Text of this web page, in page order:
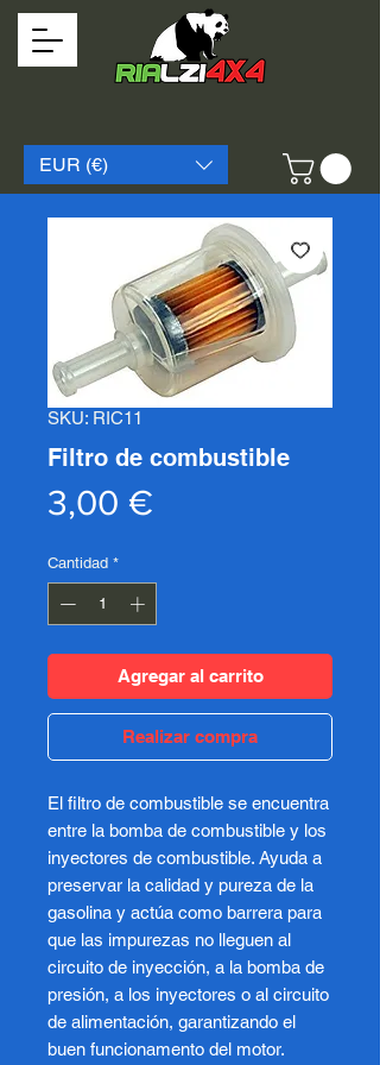
EUR (€)
SKU: RIC11
Filtro de combustible
3,00 €
Cantidad *
Agregar al carrito
Realizar compra
El filtro de combustible se encuentra
entre la bomba de combustible y los
inyectores de combustible. Ayuda a
preservar la calidad y pureza de la
gasolina y actúa como barrera para
que las impurezas no lleguen al
circuito de inyección, a la bomba de
presión, a los inyectores o al circuito
de alimentación, garantizando el
buen funcionamento del motor.